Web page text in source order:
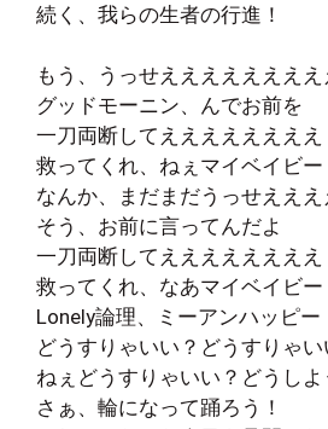
続く、我らの生者の行進！
もう、うっせええええええええ
グッドモーニン、んでお前を
一刀両断してええええええええ
救ってくれ、ねぇマイベイビー
なんか、まだまだうっせえええ
そう、お前に言ってんだよ
一刀両断してええええええええ
救ってくれ、なあマイベイビー
Lonely論理、ミーアンハッピー
どうすりゃいい？どうすりゃい
ねぇどうすりゃいい？どうしよ
さぁ、輪になって踊ろう！